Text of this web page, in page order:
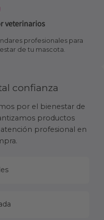
veterinarios
profesionales para
de tu mascota.
confianza
por el bienestar de
productos
profesional en